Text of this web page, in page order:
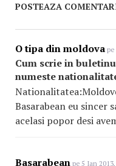
POSTEAZA
O tipa din moldova pe
Cum scrie in
numeste
Basarabean eu sincer
acelasi popor desi
Basarabean pe 5 Ian